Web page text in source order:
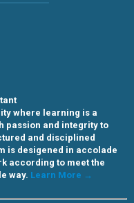
where learning is a
passion and integrity to
and disciplined
is desigened in accolade
according to meet the
way. Learn More →